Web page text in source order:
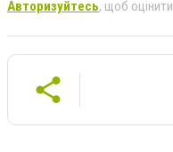
Авторизуйтесь, щоб оцінити